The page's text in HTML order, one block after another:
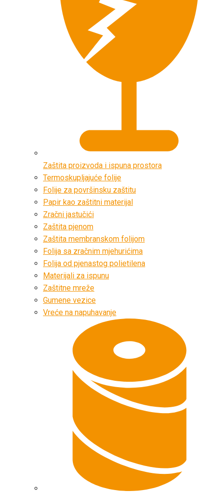
Zaštita proizvoda i ispuna prostora
Termoskupljajuće folije
Folije za površinsku zaštitu
Papir kao zaštitni materijal
Zračni jastučići
Zaštita pjenom
Zaštita membranskom folijom
Folija sa zračnim mjehurićima
Folija od pjenastog polietilena
Materijali za ispunu
Zaštitne mreže
Gumene vezice
Vreće na napuhavanje